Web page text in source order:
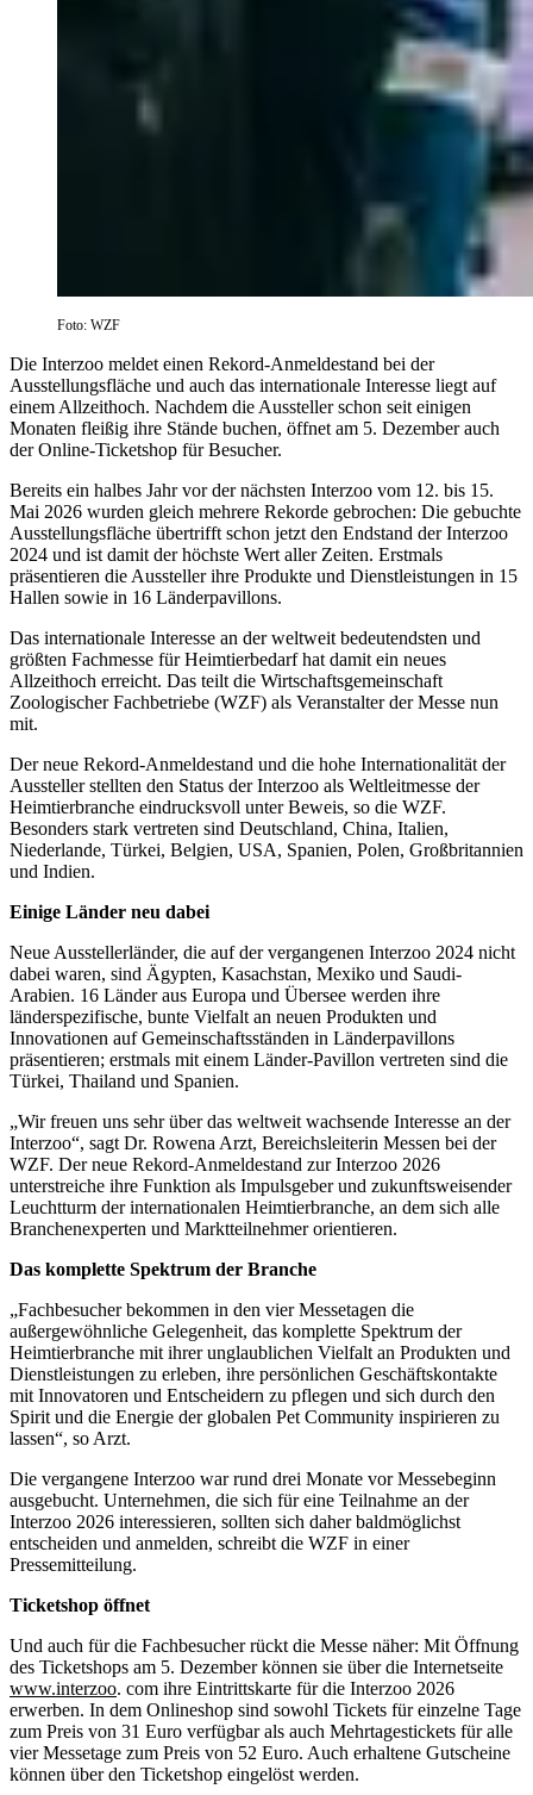
Foto: WZF
Die Interzoo meldet einen Rekord-Anmeldestand bei der
Ausstellungsfläche und auch das internationale Interesse liegt auf
einem Allzeithoch. Nachdem die Aussteller schon seit einigen
Monaten fleißig ihre Stände buchen, öffnet am 5. Dezember auch
der Online-Ticketshop für Besucher.
Bereits ein halbes Jahr vor der nächsten Interzoo vom 12. bis 15.
Mai 2026 wurden gleich mehrere Rekorde gebrochen: Die gebuchte
Ausstellungsfläche übertrifft schon jetzt den Endstand der Interzoo
2024 und ist damit der höchste Wert aller Zeiten. Erstmals
präsentieren die Aussteller ihre Produkte und Dienstleistungen in 15
Hallen sowie in 16 Länderpavillons.
Das internationale Interesse an der weltweit bedeutendsten und
größten Fachmesse für Heimtierbedarf hat damit ein neues
Allzeithoch erreicht. Das teilt die Wirtschaftsgemeinschaft
Zoologischer Fachbetriebe (WZF) als Veranstalter der Messe nun
mit.
Der neue Rekord-Anmeldestand und die hohe Internationalität der
Aussteller stellten den Status der Interzoo als Weltleitmesse der
Heimtierbranche eindrucksvoll unter Beweis, so die WZF.
Besonders stark vertreten sind Deutschland, China, Italien,
Niederlande, Türkei, Belgien, USA, Spanien, Polen, Großbritannien
und Indien.
Einige Länder neu dabei
Neue Ausstellerländer, die auf der vergangenen Interzoo 2024 nicht
dabei waren, sind Ägypten, Kasachstan, Mexiko und Saudi-
Arabien. 16 Länder aus Europa und Übersee werden ihre
länderspezifische, bunte Vielfalt an neuen Produkten und
Innovationen auf Gemeinschaftsständen in Länderpavillons
präsentieren; erstmals mit einem Länder-Pavillon vertreten sind die
Türkei, Thailand und Spanien.
„Wir freuen uns sehr über das weltweit wachsende Interesse an der
Interzoo“, sagt Dr. Rowena Arzt, Bereichsleiterin Messen bei der
WZF. Der neue Rekord-Anmeldestand zur Interzoo 2026
unterstreiche ihre Funktion als Impulsgeber und zukunftsweisender
Leuchtturm der internationalen Heimtierbranche, an dem sich alle
Branchenexperten und Marktteilnehmer orientieren.
Das komplette Spektrum der Branche
„Fachbesucher bekommen in den vier Messetagen die
außergewöhnliche Gelegenheit, das komplette Spektrum der
Heimtierbranche mit ihrer unglaublichen Vielfalt an Produkten und
Dienstleistungen zu erleben, ihre persönlichen Geschäftskontakte
mit Innovatoren und Entscheidern zu pflegen und sich durch den
Spirit und die Energie der globalen Pet Community inspirieren zu
lassen“, so Arzt.
Die vergangene Interzoo war rund drei Monate vor Messebeginn
ausgebucht. Unternehmen, die sich für eine Teilnahme an der
Interzoo 2026 interessieren, sollten sich daher baldmöglichst
entscheiden und anmelden, schreibt die WZF in einer
Pressemitteilung.
Ticketshop öffnet
Und auch für die Fachbesucher rückt die Messe näher: Mit Öffnung
des Ticketshops am 5. Dezember können sie über die Internetseite
www.interzoo. com ihre Eintrittskarte für die Interzoo 2026
erwerben. In dem Onlineshop sind sowohl Tickets für einzelne Tage
zum Preis von 31 Euro verfügbar als auch Mehrtagestickets für alle
vier Messetage zum Preis von 52 Euro. Auch erhaltene Gutscheine
können über den Ticketshop eingelöst werden.